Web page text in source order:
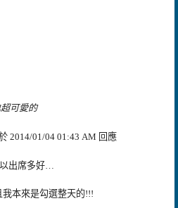
可愛的
2014/01/04 01:43 AM 回應
出席多好…
本來是勾選整天的!!!